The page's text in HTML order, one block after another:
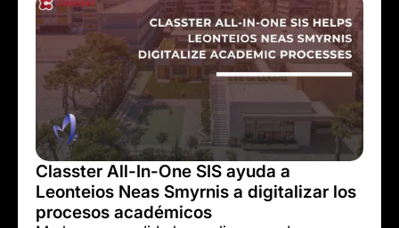
Classter All-In-One SIS ayuda a
Leonteios Neas Smyrnis a digitalizar los
procesos académicos